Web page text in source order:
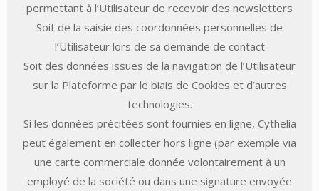
permettant à l’Utilisateur de recevoir des newsletters
Soit de la saisie des coordonnées personnelles de
l’Utilisateur lors de sa demande de contact
Soit des données issues de la navigation de l’Utilisateur
sur la Plateforme par le biais de Cookies et d’autres
technologies.
Si les données précitées sont fournies en ligne, Cythelia
peut également en collecter hors ligne (par exemple via
une carte commerciale donnée volontairement à un
employé de la société ou dans une signature envoyée